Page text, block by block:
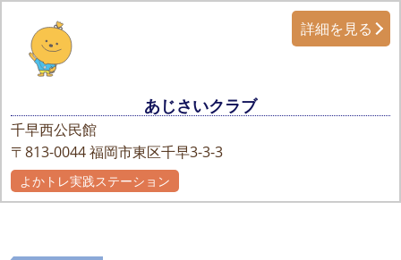
あじさいクラブ
千早西公民館
〒813-0044福岡市東区千早3-3-3
詳細を見る
よかトレ実践ステーション